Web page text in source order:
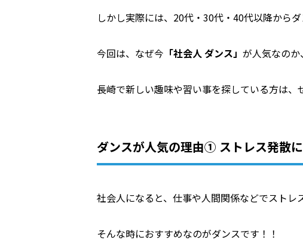
しかし実際には、20代・30代・40代以降から
今回は、なぜ今 「社会人 ダンス」 が人気なのか
長崎で新しい趣味や習い事を探している方は
ダンスが人気の理由① ストレス発散
社会人になると、仕事や人間関係などでストレ
そんな時におすすめなのがダンスです！！